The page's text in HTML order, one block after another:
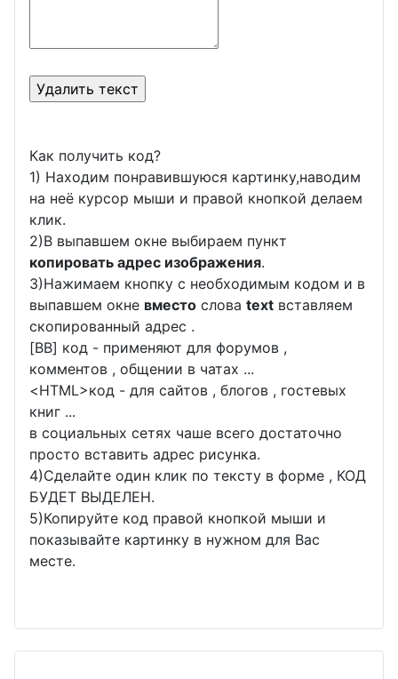
Как получить код?
1) Находим понравившуюся картинку,наводим
на неё курсор мыши и правой кнопкой делаем
клик.
2)В выпавшем окне выбираем пункт
копировать адрес изображения.
3)Нажимаем кнопку с необходимым кодом и в
выпавшем окне вместо слова text вставляем
скопированный адрес .
[BB] код - применяют для форумов ,
комментов , общении в чатах ...
<HTML>код - для сайтов , блогов , гостевых
книг ...
в социальных сетях чаше всего достаточно
просто вставить адрес рисунка.
4)Сделайте один клик по тексту в форме , КОД
БУДЕТ ВЫДЕЛЕН.
5)Копируйте код правой кнопкой мыши и
показывайте картинку в нужном для Вас
месте.